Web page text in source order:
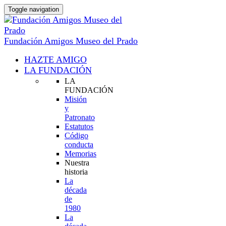
Toggle navigation
Fundación Amigos Museo del Prado
HAZTE AMIGO
LA FUNDACIÓN
LA
FUNDACIÓN
Misión
y
Patronato
Estatutos
Código
conducta
Memorias
Nuestra
historia
La
década
de
1980
La